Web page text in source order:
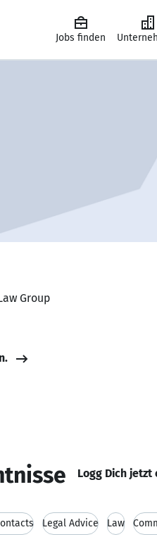
Jobs finden
Group
Logg Dich jetzt
Legal Advice Law